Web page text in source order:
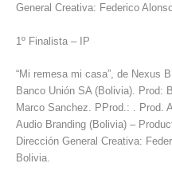
General Creativa: Federico
1º Finalista – IP
“Mi remesa mi casa”, de Nexus
Banco Unión SA (Bolivia). Prod:
Marco Sanchez. PProd.: . Prod.
Audio Branding (Bolivia) –
Dirección General Creativa:
Bolivia.